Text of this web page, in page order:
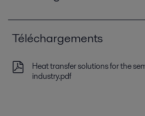
Téléchargements
Heat transfer solutions for the
industry.pdf